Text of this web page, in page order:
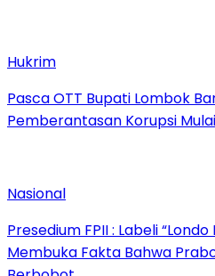
Hukrim
Pasca OTT Bupati Lombok
Pemberantasan Korupsi
Nasional
Presedium FPII : Labeli
Membuka Fakta Bahwa